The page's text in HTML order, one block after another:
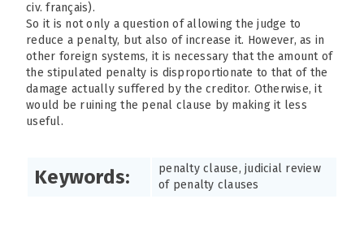
civ. français).
So it is not only a question of allowing the judge to
reduce a penalty, but also of increase it. However, as in
other foreign systems, it is necessary that the amount of
the stipulated penalty is disproportionate to that of the
damage actually suffered by the creditor. Otherwise, it
would be ruining the penal clause by making it less
useful.
Keywords:
penalty clause, judicial review
of penalty clauses